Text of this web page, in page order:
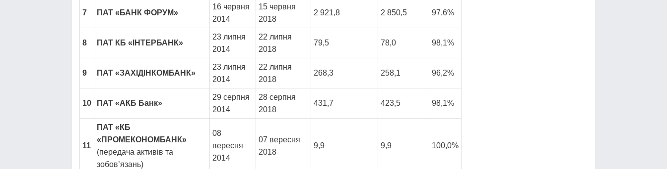
7 ПАТ «БАНК ФОРУМ»
16 червня
2014
15 червня
2018
2 921,8 2 850,5 97,6%
8 ПАТ КБ «ІНТЕРБАНК»
23 липня
2014
22 липня
2018
79,5 78,0 98,1%
9 ПАТ «ЗАХІДІНКОМБАНК»
23 липня
2014
22 липня
2018
268,3 258,1 96,2%
10 ПАТ «АКБ Банк»
29 серпня
2014
28 серпня
2018
431,7 423,5 98,1%
11
ПАТ «КБ
«ПРОМЕКОНОМБАНК»
(передача активів та
зобов’язань)
08
вересня
2014
07 вересня
2018
9,9 9,9 100,0%